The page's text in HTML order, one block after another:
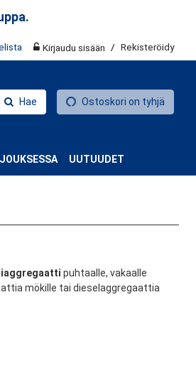
Kirjaudu sisään / Rekisteröidy
Hae Ostoskori on tyhjä
UUTUUDET
puhtaalle, vakaalle
mökille tai dieselaggregaattia